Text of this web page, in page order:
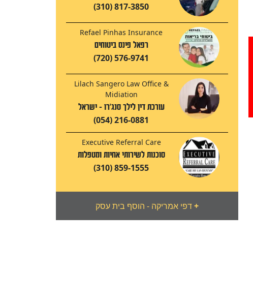
(310) 817-3850
Refael Pinhas Insurance
רפאל פינס ביטוחים
(720) 576-9741
Lilach Sangero Law Office &
Midiation
עורכת דין לילך סנג'רו - ישראל
(054) 216-0881
Executive Referral Care
סוכנות לשירותי אחיות ומטפלות
(310) 859-1555
דפי אמריקה - הוסף בית עסק+